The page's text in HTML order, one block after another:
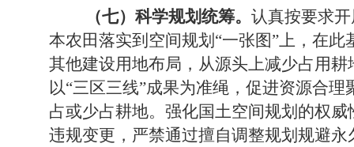
（七）科学规划统筹。 认真按要求开
本农田落实到空间规划 “一张图”上，在此
其他建设用地布局，从源头上减少占用
以“三区三线”成果为准绳，促进资源合理
占或少占耕地。强化国土空间规划的权
违规变更，严禁通过擅自调整规划规避永